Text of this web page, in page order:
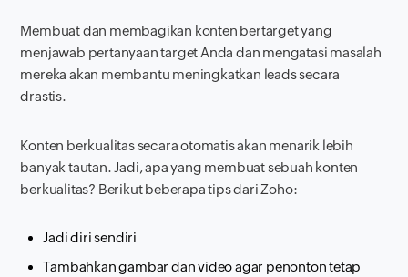
Membuat dan membagikan konten bertarget yang
menjawab pertanyaan target Anda dan mengatasi masalah
mereka akan membantu meningkatkan leadssecara
drastis.
Konten berkualitas secara otomatis akan menarik lebih
banyak tautan. Jadi, apa yang membuat sebuah konten
berkualitas? Berikut beberapa tips dari Zoho:
Jadi diri sendiri
Tambahkan gambar dan video agar penonton tetap